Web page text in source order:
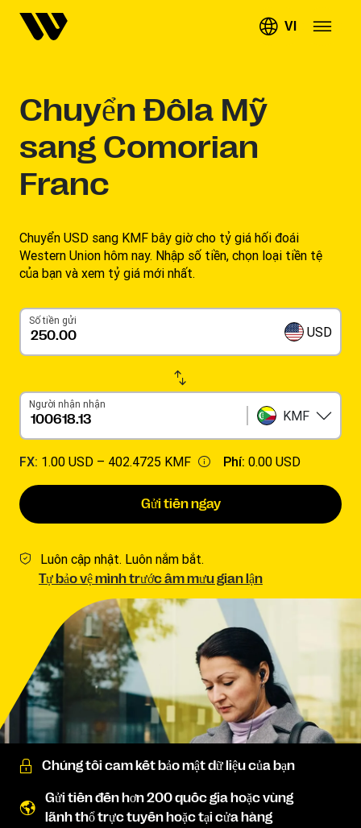
VI
Chuyển Đôla Mỹ
sang Comorian
Franc
Chuyển USD sang KMF bây giờ cho tỷ giá hối đoái
Western Union hôm nay. Nhập số tiền, chọn loại tiền tệ
của bạn và xem tỷ giá mới nhất.
Số tiền gửi
USD
Người nhận nhận
KMF
FX: 1.00 USD – 402.4725 KMF Phí: 0.00 USD
Gửi tiền ngay
Luôn cập nhật. Luôn nắm bắt.
Tự bảo vệ mình trước âm mưu gian lận
Chúng tôi cam kết bảo mật dữ liệu của bạn
Gửi tiền đến hơn 200 quốc gia hoặc vùng
lãnh thổ trực tuyến hoặc tại cửa hàng